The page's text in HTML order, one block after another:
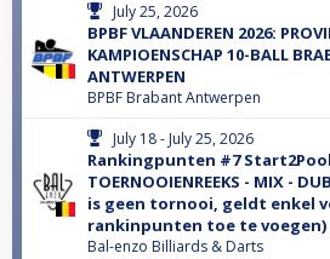
July 25, 2026
BPBF VLAANDEREN 2026:
KAMPIOENSCHAP 10-BALL
ANTWERPEN
BPBF Brabant Antwerpen
July 18 - July 25, 2026
Rankingpunten #7 Start2Pool
TOERNOOIENREEKS - MIX -
is geen tornooi, geldt enkel
rankinpunten toe te voegen)
Bal-enzo Billiards & Darts